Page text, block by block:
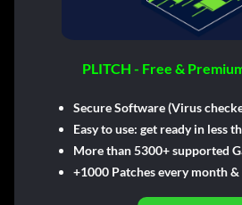
PLITCH - Free &
Secure Software (Virus
Easy to use: get ready in less
More than 5300+ supported
+1000 Patches every month